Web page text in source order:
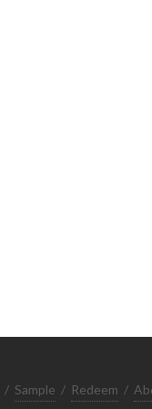
/ Sample / Redeem /